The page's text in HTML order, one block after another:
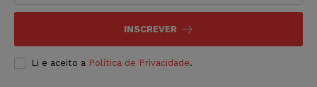
INSCREVER
Li e aceito a Política de Privacidade.